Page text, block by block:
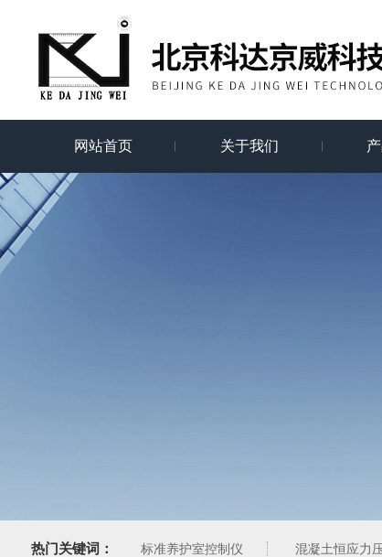
网站首页 关于我们
热门关键词： 标准养护室控制仪 混凝土恒应力